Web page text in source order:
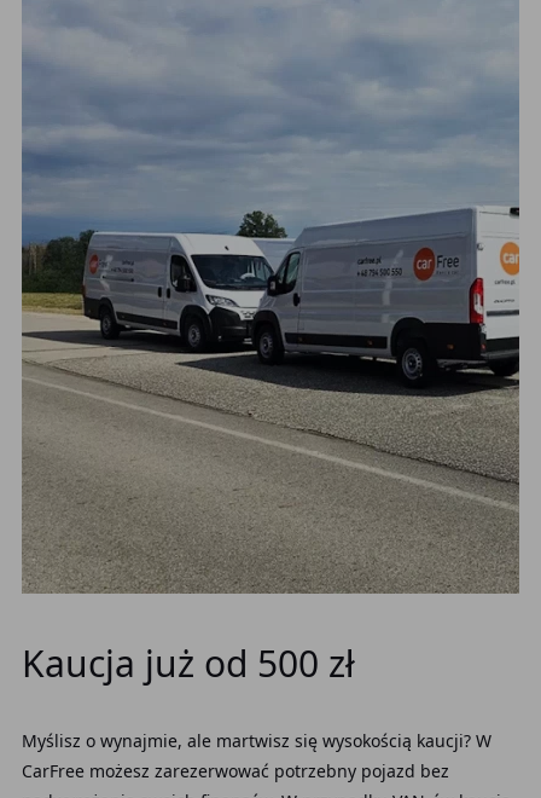
Kaucja już od 500 zł
Myślisz o wynajmie, ale martwisz się wysokością kaucji? W
CarFree możesz zarezerwować potrzebny pojazd bez